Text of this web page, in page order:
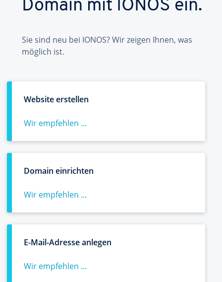
Domain mit IONOS ein.
Sie sind neu bei IONOS? Wir zeigen Ihnen, was
möglich ist.
Website erstellen
Wir empfehlen ...
Domain einrichten
Wir empfehlen ...
E-Mail-Adresse anlegen
Wir empfehlen ...